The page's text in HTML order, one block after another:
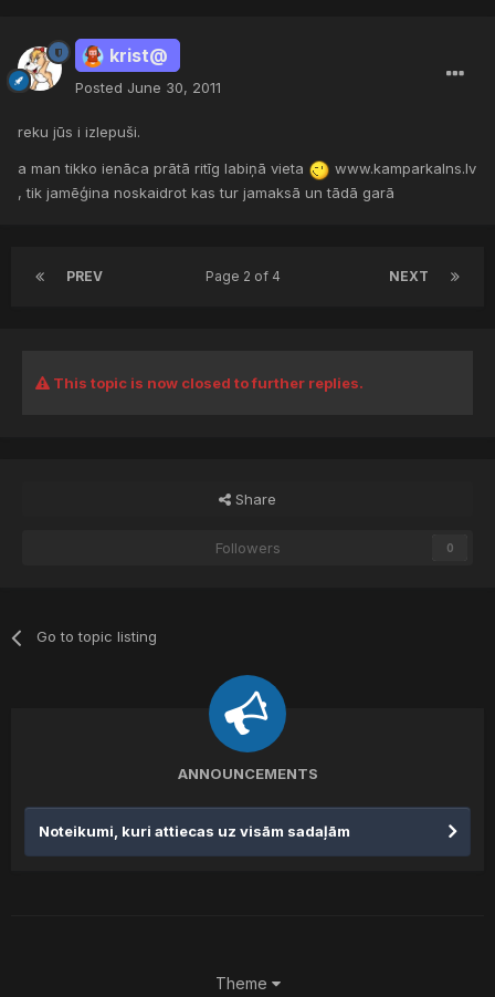
krist@
Posted June 30, 2011
reku jūs i izlepuši.
a man tikko ienāca prātā ritīg labiņā vieta
www.kamparkalns.lv
, tik jamēģina noskaidrot kas tur jamaksā un tādā garā
PREV NEXT
Page 2 of 4
This topic is now closed to further replies.
Share
Followers 0
Go to topic listing
ANNOUNCEMENTS
Noteikumi, kuri attiecas uz visām sadaļām
Theme